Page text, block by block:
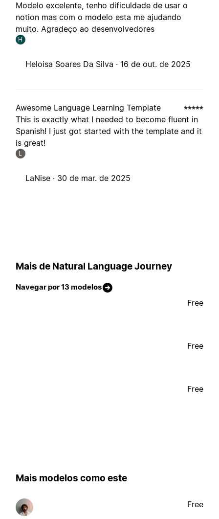
Modelo excelente, tenho dificuldade de usar o
notion mas com o modelo esta me ajudando
muito. Agradeço ao desenvolvedores
H
Heloisa Soares Da Silva · 16 de out. de 2025
Awesome Language Learning Template
This is exactly what I needed to become fluent in
Spanish! I just got started with the template and it
is great!
L
LaNise · 30 de mar. de 2025
Mais de Natural Language Journey
Navegar por 13 modelos
Free
Free
Free
Mais modelos como este
Free